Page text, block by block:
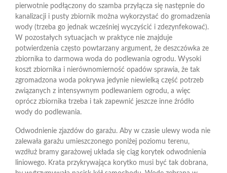
pierwotnie podłączony do szamba przyłącza się następnie do
kanalizacji i pusty zbiornik można wykorzystać do gromadzenia
wody (trzeba go jednak wcześniej wyczyścić i zdezynfekować).
W pozostałych sytuacjach w praktyce nie znajduje
potwierdzenia często powtarzany argument, że deszczówka ze
zbiornika to darmowa woda do podlewania ogrodu. Wysoki
koszt zbiornika i nierównomierność opadów sprawia, że tak
zgromadzona woda pokrywa jedynie niewielką część potrzeb
związanych z intensywnym podlewaniem ogrodu, a więc
oprócz zbiornika trzeba i tak zapewnić jeszcze inne źródło
wody do podlewania.
Odwodnienie zjazdów do garażu. Aby w czasie ulewy woda nie
zalewała garażu umieszczonego poniżej poziomu terenu,
wzdłuż bramy garażowej układa się ciąg korytek odwodnienia
liniowego. Krata przykrywająca korytko musi być tak dobrana,